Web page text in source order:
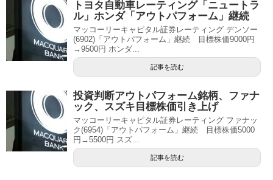
トヨタ自動車レーティング「ニュートラ
ル」ホンダ「アウトパフォーム」継続
マッコーリーキャピタル証券レーティング デンソー
(6902)「アウトパフォーム」継続 目標株価9000円
→9500円 ホンダ...
記事を読む
投資判断アウトパフォーム銘柄、ファナ
ック、スズキ目標株価引き上げ
マッコーリーキャピタル証券レーティング ファナッ
ク(6954)「アウトパフォーム」継続 目標株価5000
円→5500円 スズ...
記事を読む